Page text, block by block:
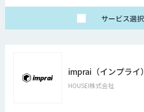
サービス選択
imprai（インプライ）
HOUSEI株式会社